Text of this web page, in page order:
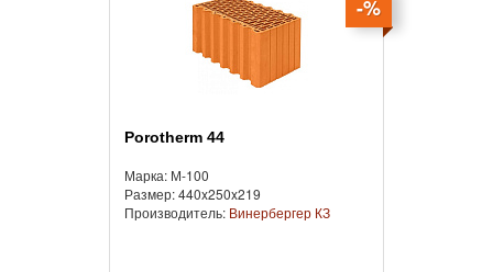
-%
Porotherm 44
Марка: М-100
Размер: 440x250x219
Производитель: Винербергер КЗ